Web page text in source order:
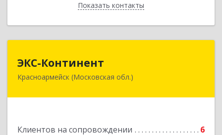
Показать контакты
Назад
ЭКС-Континент
Красноармейск (Московская обл.)
Клиентов на сопровождении 6
141292, Московская область, Красноармейск,